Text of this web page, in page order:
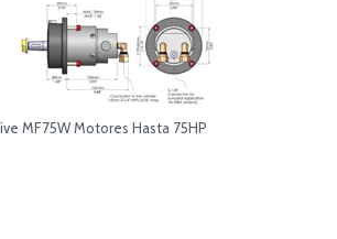
MF75W Motores Hasta 75HP